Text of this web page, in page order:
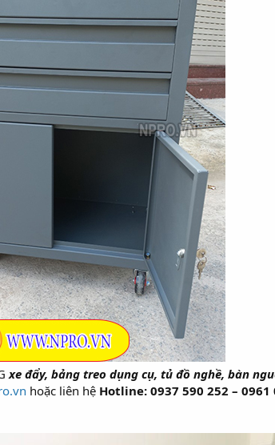
xe đẩy, bảng treo dụng cụ, tủ đồ nghề, bàn
hoặc liên hệ Hotline: 0937 590 252 – 0961